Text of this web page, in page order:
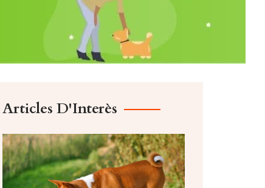
Articles D'Interès